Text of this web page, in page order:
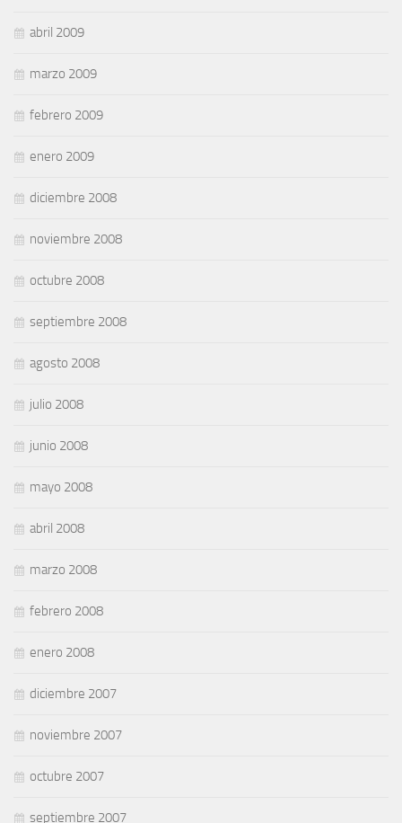
abril 2009
marzo 2009
febrero 2009
enero 2009
diciembre 2008
noviembre 2008
octubre 2008
septiembre 2008
agosto 2008
julio 2008
junio 2008
mayo 2008
abril 2008
marzo 2008
febrero 2008
enero 2008
diciembre 2007
noviembre 2007
octubre 2007
septiembre 2007